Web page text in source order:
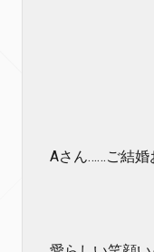
Aさん……ご結婚